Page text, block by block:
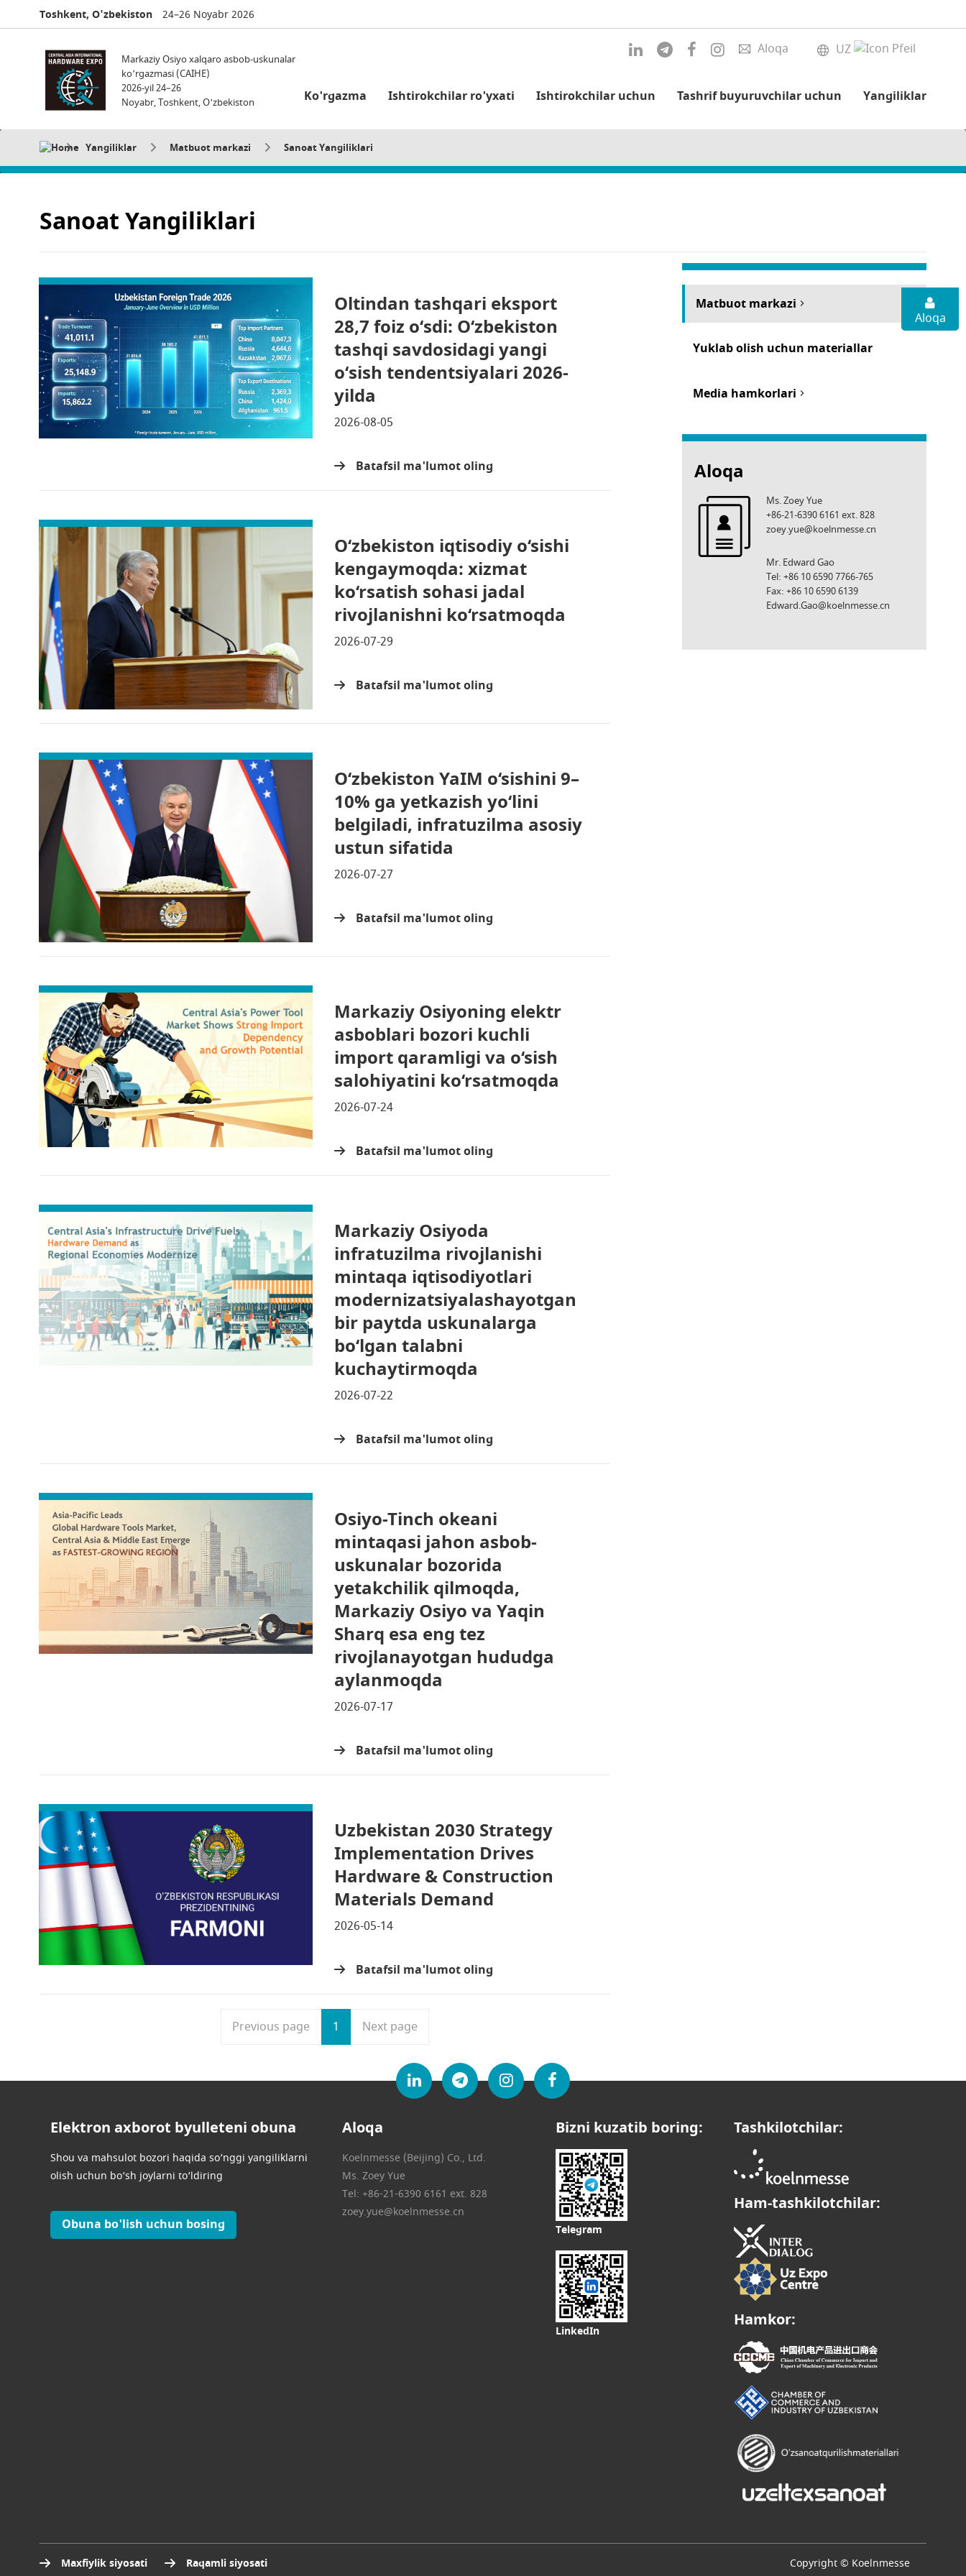
Toshkent, O'zbekiston 24–26 Noyabr 2026
Markaziy Osiyo xalqaro asbob-uskunalar
ko‘rgazmasi (CAIHE)
2026-yil 24–26
Noyabr, Toshkent, O'zbekiston
UZ
Aloqa
Ko'rgazma Ishtirokchilar ro'yxati Ishtirokchilar uchun Tashrif buyuruvchilar uchun Yangiliklar
Yangiliklar Matbuot markazi Sanoat Yangiliklari
Sanoat Yangiliklari
Oltindan tashqari eksport
28,7 foiz oʻsdi: Oʻzbekiston
tashqi savdosidagi yangi
oʻsish tendentsiyalari 2026-
yilda
2026-08-05
Batafsil ma'lumot oling
O‘zbekiston iqtisodiy o‘sishi
kengaymoqda: xizmat
ko‘rsatish sohasi jadal
rivojlanishni ko‘rsatmoqda
2026-07-29
Batafsil ma'lumot oling
O‘zbekiston YaIM o‘sishini 9–
10% ga yetkazish yo‘lini
belgiladi, infratuzilma asosiy
ustun sifatida
2026-07-27
Batafsil ma'lumot oling
Markaziy Osiyoning elektr
asboblari bozori kuchli
import qaramligi va o‘sish
salohiyatini ko‘rsatmoqda
2026-07-24
Batafsil ma'lumot oling
Markaziy Osiyoda
infratuzilma rivojlanishi
mintaqa iqtisodiyotlari
modernizatsiyalashayotgan
bir paytda uskunalarga
bo‘lgan talabni
kuchaytirmoqda
2026-07-22
Batafsil ma'lumot oling
Osiyo-Tinch okeani
mintaqasi jahon asbob-
uskunalar bozorida
yetakchilik qilmoqda,
Markaziy Osiyo va Yaqin
Sharq esa eng tez
rivojlanayotgan hududga
aylanmoqda
2026-07-17
Batafsil ma'lumot oling
Uzbekistan 2030 Strategy
Implementation Drives
Hardware & Construction
Materials Demand
2026-05-14
Batafsil ma'lumot oling
Previous page 1 Next page
Matbuot markazi
Yuklab olish uchun materiallar
Media hamkorlari
Aloqa
Ms. Zoey Yue
+86-21-6390 6161 ext. 828
zoey.yue@koelnmesse.cn
Mr. Edward Gao
Tel: +86 10 6590 7766-765
Fax: +86 10 6590 6139
Edward.Gao@koelnmesse.cn
Elektron axborot byulleteni obuna
Shou va mahsulot bozori haqida so‘nggi yangiliklarni
olish uchun bo‘sh joylarni to‘ldiring
Obuna bo'lish uchun bosing
Aloqa
Koelnmesse (Beijing) Co., Ltd.
Ms. Zoey Yue
Tel: +86-21-6390 6161 ext. 828
zoey.yue@koelnmesse.cn
Bizni kuzatib boring:
Telegram
LinkedIn
Tashkilotchilar:
Ham-tashkilotchilar:
Hamkor:
Maxfiylik siyosati Raqamli siyosati Copyright © Koelnmesse
Aloqa